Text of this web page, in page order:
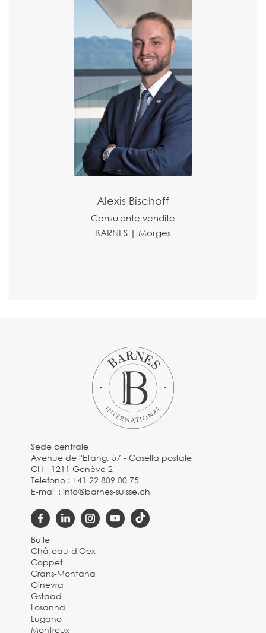
Alexis Bischoff
Consulente vendite
BARNES | Morges
Sede centrale
Avenue de l'Etang, 57 - Casella postale
CH - 1211 Genève 2
Telefono :+41 22 809 00 75
E-mail :info@barnes-suisse.ch
Bulle
Château-d'Oex
Coppet
Crans-Montana
Ginevra
Gstaad
Losanna
Lugano
Montreux